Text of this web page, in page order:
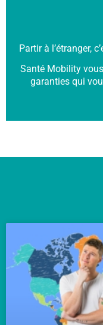
Partir à l’étranger,
Santé Mobility
garanties qui